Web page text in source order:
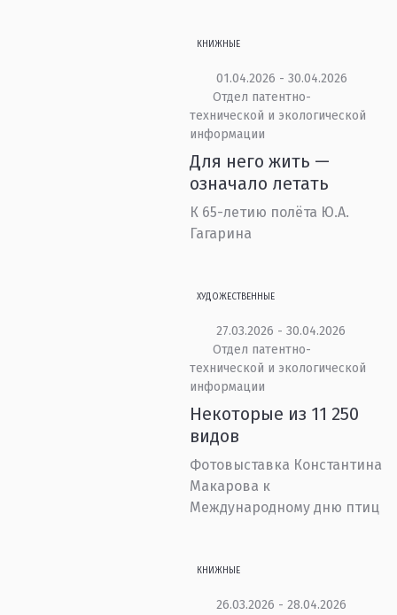
КНИЖНЫЕ
01.04.2026 - 30.04.2026
Отдел патентно-
технической и экологической
информации
Для него жить —
означало летать
К 65-летию полёта Ю.А.
Гагарина
ХУДОЖЕСТВЕННЫЕ
27.03.2026 - 30.04.2026
Отдел патентно-
технической и экологической
информации
Некоторые из 11 250
видов
Фотовыставка Константина
Макарова к
Международному дню птиц
КНИЖНЫЕ
26.03.2026 - 28.04.2026